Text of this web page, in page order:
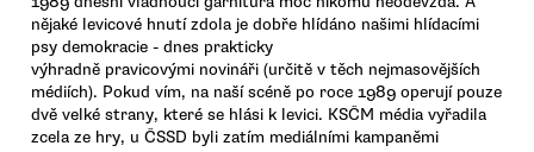
nějaké levicové hnutí zdola je dobře hlídáno našimi hlídacími
psy demokracie - dnes prakticky
výhradně pravicovými novináři (určitě v těch nejmasovějších
médiích). Pokud vím, na naší scéně po roce 1989 operují pouze
dvě velké strany, které se hlási k levici. KSČM média vyřadila
zcela ze hry, u ČSSD byli zatím mediálními kampaněmi